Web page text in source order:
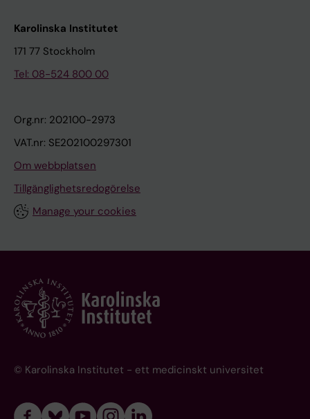
Karolinska Institutet
171 77 Stockholm
Tel: 08-524 800 00
Org.nr: 202100-2973
VAT.nr: SE202100297301
Om webbplatsen
Tillgänglighetsredogörelse
Manage your cookies
© Karolinska Institutet - ett medicinskt universitet